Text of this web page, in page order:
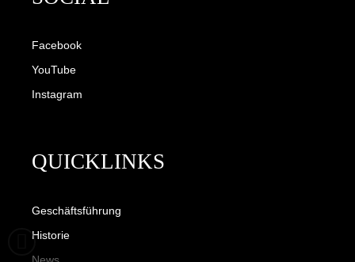
Facebook
YouTube
Instagram
QUICKLINKS
Geschäftsführung
Historie
News